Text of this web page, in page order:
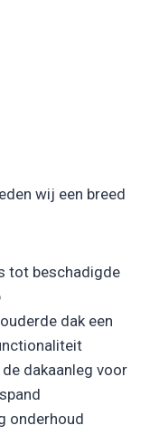
wij een breed
tot beschadigde
dak een
dakaanleg voor
onderhoud